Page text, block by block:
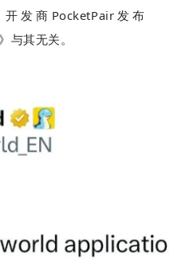
发商PocketPair发布
与其无关。